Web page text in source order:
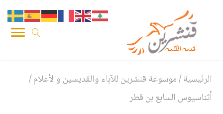
الرئيسية/موسوعة قنشرين للآباء والقديسين والأعلام/
أثناسيوس السابع بن قطر